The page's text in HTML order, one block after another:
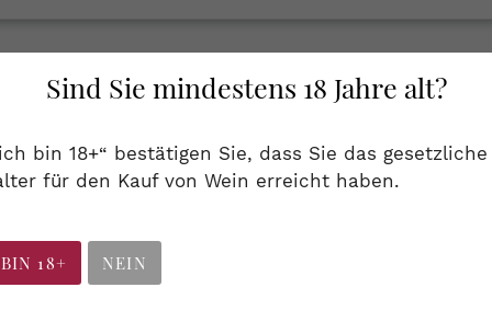
Sind Sie mindestens 18 Jahre alt?
bin 18+“ bestätigen Sie, dass Sie das gesetzliche
für den Kauf von Wein erreicht haben.
18+ NEIN
a
m
l
Obstbrand...